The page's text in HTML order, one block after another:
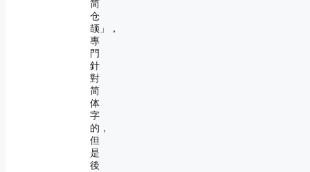
简
仓
颉」，
專
門
針
對
简
体
字
的，
但
是
後